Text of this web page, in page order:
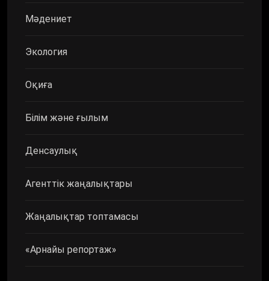
Мәдениет
Экология
Оқиға
Білім және ғылым
Денсаулық
Агенттік жаңалықтары
Жаңалықтар топтамасы
«Арнайы репортаж»